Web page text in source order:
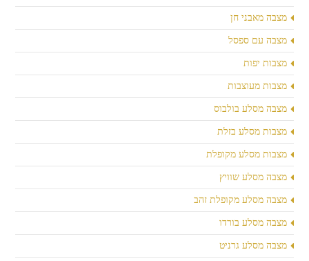
מצבה מאבני חן
מצבה עם ספסל
מצבות יפות
מצבות מעוצבות
מצבה מסלע בולבוס
מצבות מסלע בזלת
מצבות מסלע מקופלת
מצבה מסלע שוויץ
מצבה מסלע מקופלת זהב
מצבה מסלע בורדו
מצבה מסלע גרניט